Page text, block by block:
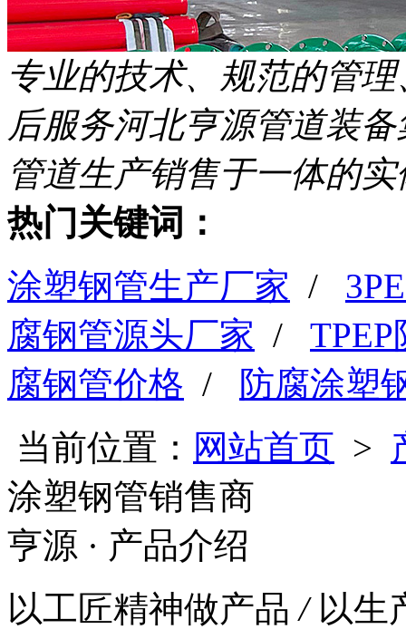
专业的技术、规范的管
后服务河北亨源管道装
管道生产销售于一体的
热门关键词：
涂塑钢管生产厂家 /
腐钢管源头厂家 /
腐钢管价格 /
防腐涂塑
当前位置： 网站首页 >
涂塑钢管销售商
亨源 · 产品介绍
以工匠精神做产品/以生